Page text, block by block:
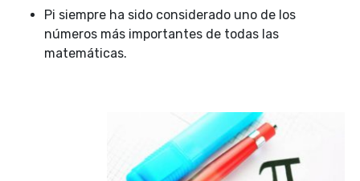
Pi siempre ha sido considerado uno de los
números más importantes de todas las
matemáticas.